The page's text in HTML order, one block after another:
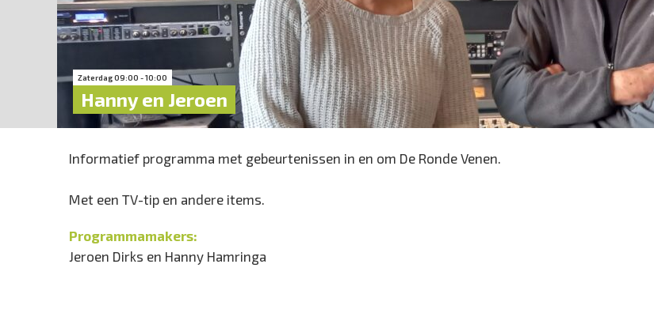
Zaterdag 09:00 - 10:00
Hanny en Jeroen
Informatief programma met gebeurtenissen in en om De Ronde Venen.
Met een TV-tip en andere items.
Programmamakers:
Jeroen Dirks en Hanny Hamringa